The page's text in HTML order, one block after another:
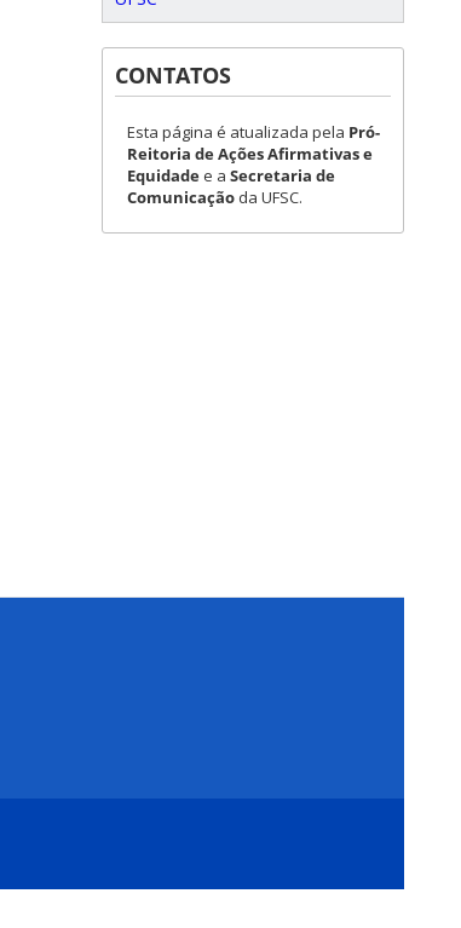
CONTATOS
Esta página é atualizada pela Pró-
Reitoria de Ações Afirmativas e
Equidadee a Secretaria de
Comunicação da UFSC.